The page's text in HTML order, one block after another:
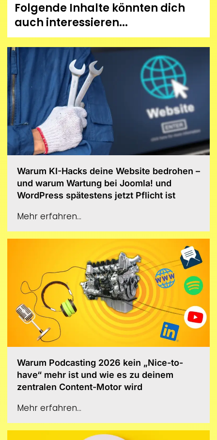
Folgende Inhalte könnten dich
auch interessieren...
Warum KI-Hacks deine Website bedrohen –
und warum Wartung bei Joomla! und
WordPress spätestens jetzt Pflicht ist
Mehr erfahren...
Warum Podcasting 2026 kein „Nice-to-
have“ mehr ist und wie es zu deinem
zentralen Content-Motor wird
Mehr erfahren...